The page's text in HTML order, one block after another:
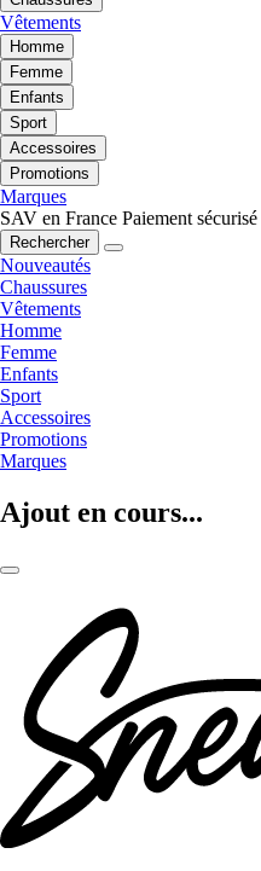
Vêtements
Homme
Femme
Enfants
Sport
Accessoires
Promotions
Marques
SAV en France Paiement sécurisé
Rechercher
Nouveautés
Chaussures
Vêtements
Homme
Femme
Enfants
Sport
Accessoires
Promotions
Marques
Ajout en cours...